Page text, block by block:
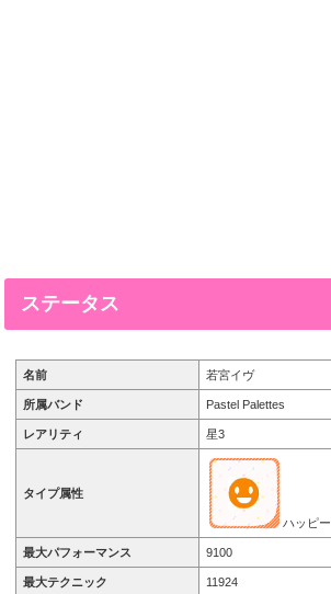
ステータス
名前 若宮イヴ
所属バンド Pastel Palettes
レアリティ 星3
タイプ属性
ハッピー
最大パフォーマンス 9100
最大テクニック 11924